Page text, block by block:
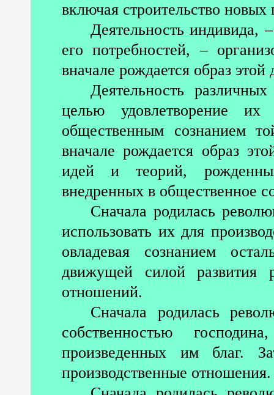
включая строительство
Деятельность индивида,
его потребностей, –
вначале рождается образ этой
Деятельность
целью удовлетворение их
общественным сознанием
вначале рождается образ
идей и теорий,
внедренных в общественное
Сначала родилась
использовать их для
овладевая сознанием
движущей силой развития
отношений.
Сначала родилась
собственностью
произведенных им благ.
производственные отношения.